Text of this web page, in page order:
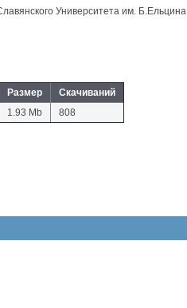
Университета им. Б.Eльцина
Размер
Скачиваний
1.93 Mb 808